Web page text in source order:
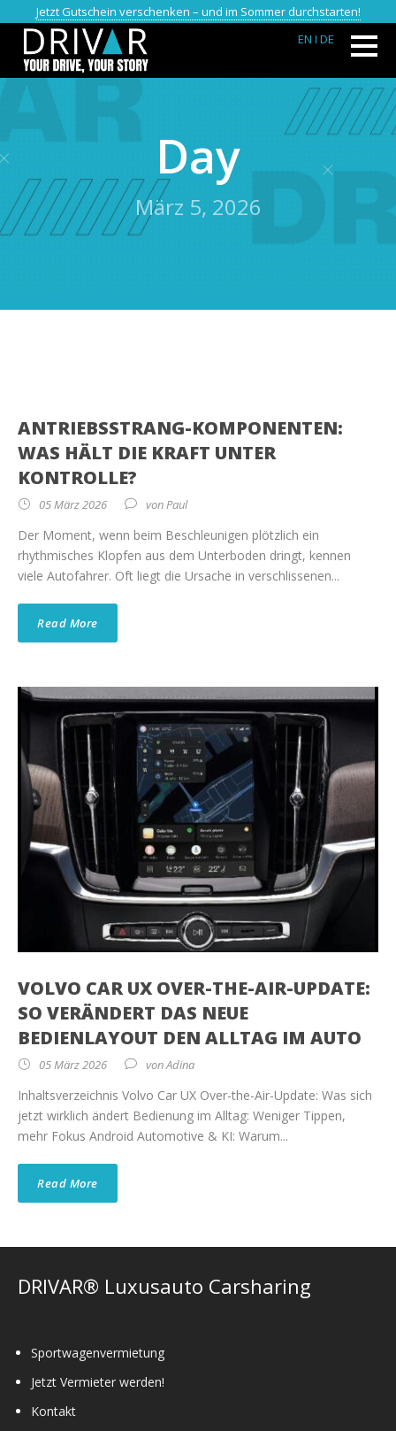
Jetzt Gutschein verschenken – und im Sommer durchstarten!
EN I DE
Day
März 5, 2026
ANTRIEBSSTRANG-KOMPONENTEN:
WAS HÄLT DIE KRAFT UNTER
KONTROLLE?
05 März 2026 vonPaul
Der Moment, wenn beim Beschleunigen plötzlich ein
rhythmisches Klopfen aus dem Unterboden dringt, kennen
viele Autofahrer. Oft liegt die Ursache in verschlissenen...
Read More
VOLVO CAR UX OVER-THE-AIR-UPDATE:
SO VERÄNDERT DAS NEUE
BEDIENLAYOUT DEN ALLTAG IM AUTO
05 März 2026 vonAdina
Inhaltsverzeichnis Volvo Car UX Over-the-Air-Update: Was sich
jetzt wirklich ändert Bedienung im Alltag: Weniger Tippen,
mehr Fokus Android Automotive & KI: Warum...
Read More
DRIVAR® Luxusauto Carsharing
Sportwagenvermietung
Jetzt Vermieter werden!
Kontakt